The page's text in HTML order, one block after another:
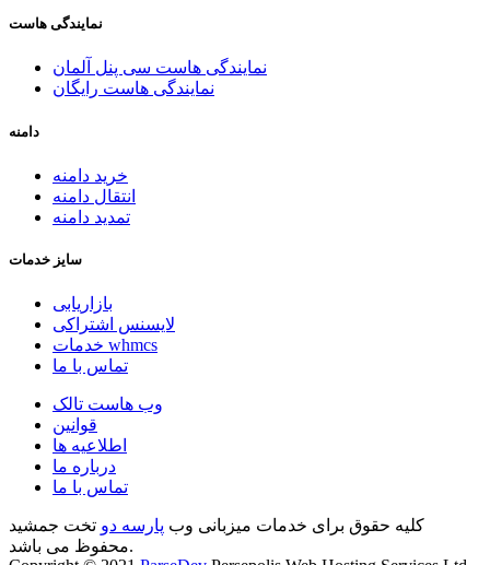
نمایندگی هاست
نمایندگی هاست سی پنل آلمان
نمایندگی هاست رایگان
دامنه
خرید دامنه
انتقال دامنه
تمدید دامنه
سایز خدمات
بازاریابی
لایسنس اشتراکی
خدمات whmcs
تماس با ما
وب هاست تالک
قوانین
اطلاعیه ها
درباره ما
تماس با ما
کلیه حقوق برای خدمات میزبانی وب پارسه دو تخت جمشید
محفوظ می باشد.